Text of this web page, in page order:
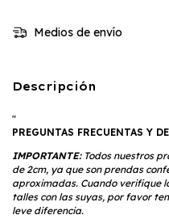
Medios de envío
Descripción
"
PREGUNTAS FRECUENTAS Y
IMPORTANTE:Todos nuestros
de 2cm, ya que son prendas
aproximadas. Cuando verifique
talles con las suyas, por favor
leve diferencia.